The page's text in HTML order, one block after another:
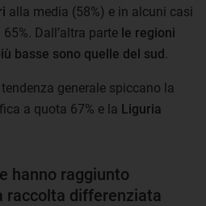
alla media (58%) e in alcuni casi
Dall’altra parte le regioni
basse sono quelle del sud
generale spiccano la
a quota 67% e la Liguria
hanno raggiunto
raccolta differenziata